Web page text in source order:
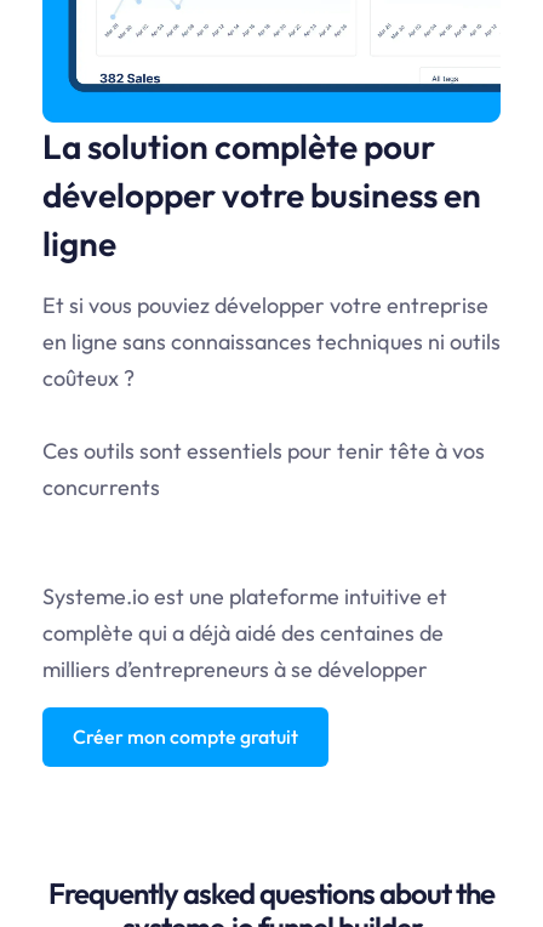
La solution complète pour
développer votre business en
ligne
Et si vous pouviez développer votre entreprise
en ligne sans connaissances techniques ni outils
coûteux ?
Ces outils sont essentiels pour tenir tête à vos
concurrents
Systeme.ioest une plateforme intuitive et
complète qui a déjà aidé des centaines de
milliers d’entrepreneurs à se développer
Créer mon compte gratuit
Frequently asked questions about the